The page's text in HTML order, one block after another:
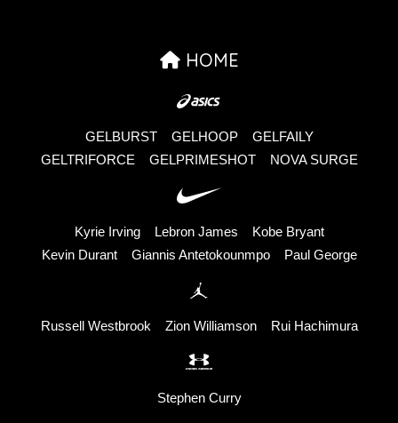
HOME
GELBURST GELHOOP
GELFAILY
GELTRIFORCE
GELPRIMESHOT NOVA SURGE
Kyrie Irving Lebron James
Kobe Bryant
Kevin Durant
Giannis Antetokounmpo Paul George
Russell Westbrook Zion Williamson Rui Hachimura
Stephen Curry